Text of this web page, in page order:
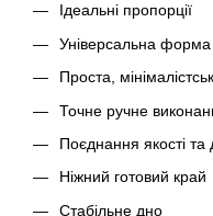
Ідеальні пропорції
Універсальна форма
Проста,
Точне ручне
Поєднання якості
Ніжний готовий край
Стабільне дно